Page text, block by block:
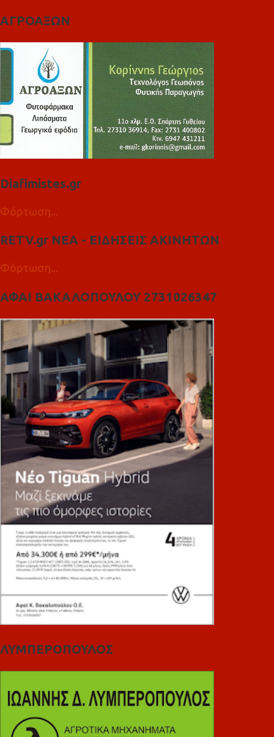
ΑΓΡΟΑΞΩΝ
Diafimistes.gr
Φόρτωση...
RETV.gr ΝΕΑ - ΕΙΔΗΣΕΙΣ ΑΚΙΝΗΤΩΝ
Φόρτωση...
ΑΦΑΙ ΒΑΚΑΛΟΠΟΥΛΟΥ 2731026347
ΛΥΜΠΕΡΟΠΟΥΛΟΣ